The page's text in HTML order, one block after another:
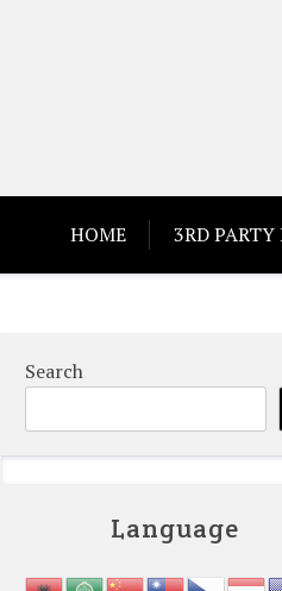
HOME 3RD
Search
Language